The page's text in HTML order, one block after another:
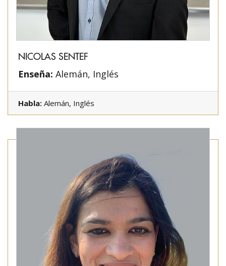
NICOLAS SENTEF
Enseña: Alemán, Inglés
Habla: Alemán, Inglés